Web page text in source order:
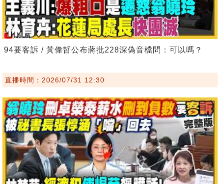
94要客訴 / 黃偉哲公布蔣批228深偽音檔問：可以嗎？
直播時間：2026/07/31 12:30